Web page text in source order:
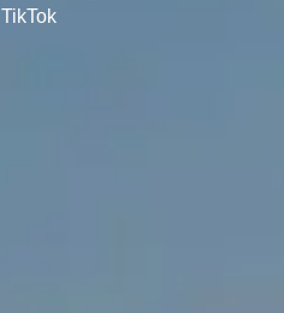
TikTok